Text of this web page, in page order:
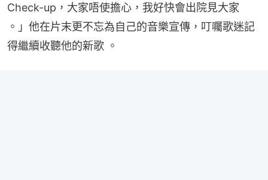
Check-up，大家唔使擔心，我好快會出院見大家
。」他在片末更不忘為自己的音樂宣傳，叮囑歌迷記
得繼續收聽他的新歌 。